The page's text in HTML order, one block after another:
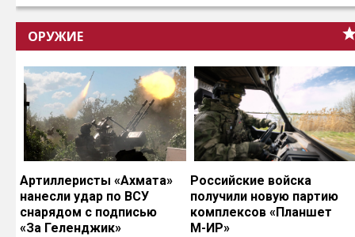
ОРУЖИЕ
Артиллеристы «Ахмата»
нанесли удар по ВСУ
снарядом с подписью
«За Геленджик»
Российские войска
получили новую партию
комплексов «Планшет
М-ИР»